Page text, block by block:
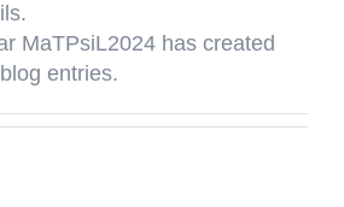
MaTPsiL2024 has created
entries.